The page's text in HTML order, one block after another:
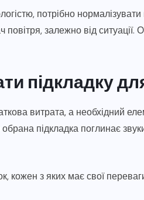
потрібно нормалізувати
залежно від ситуації.
підкладку
витрата, а необхідний
підкладка поглинає
кожен з яких має свої